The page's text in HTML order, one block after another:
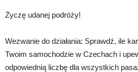
Życzę udanej podróży!
Wezwanie do działania: Sprawdź, ile
Twoim samochodzie w Czechach i
odpowiednią liczbę dla wszystkich